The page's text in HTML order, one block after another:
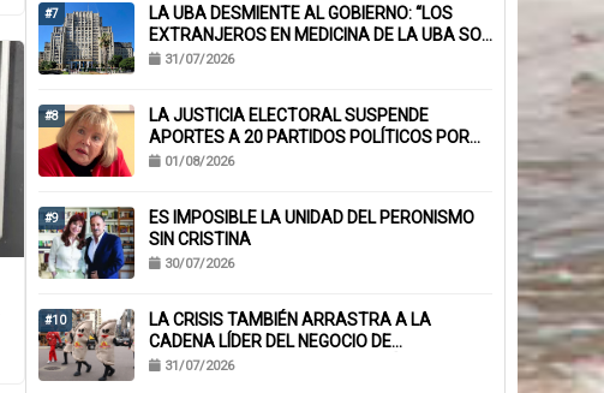
#7
LA UBA DESMIENTE AL GOBIERNO: “LOS
EXTRANJEROS EN MEDICINA DE LA UBA SON
EL 6,1%, NO EL 40%”
31/07/2026
#8
LA JUSTICIA ELECTORAL SUSPENDE
APORTES A 20 PARTIDOS POLÍTICOS POR
FALTA DE BALANCES
01/08/2026
#9
ES IMPOSIBLE LA UNIDAD DEL PERONISMO
SIN CRISTINA
30/07/2026
#10
LA CRISIS TAMBIÉN ARRASTRA A LA
CADENA LÍDER DEL NEGOCIO DE
EMPANADAS QUE ACUMULA MÁS DE 230
31/07/2026